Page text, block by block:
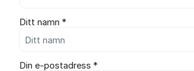
Ditt namn *
Din e-postadress *